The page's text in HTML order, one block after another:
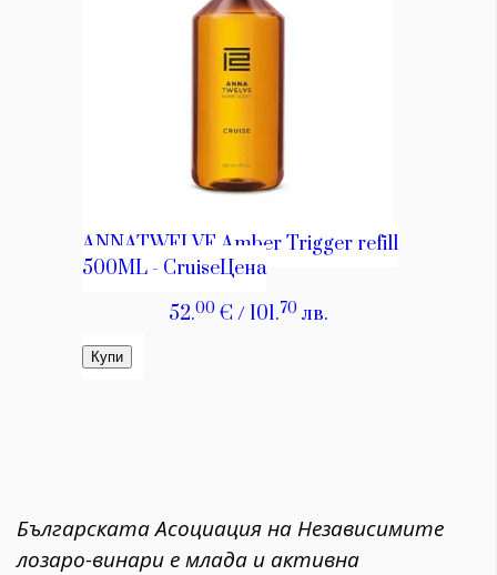
Българската Асоциация на Независимите
лозаро-винари е млада и активна